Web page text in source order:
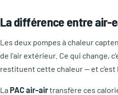
La différence entre air-
Les deux pompes à chaleur
de l'air extérieur. Ce qui change,
restituent cette chaleur — et c'est
La PAC air-airtransfère ces